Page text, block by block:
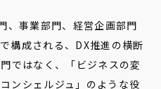
、事業部門、経営企画部門
構成される、DX推進の横断
ではなく、「ビジネスの変
ンシェルジュ」のような役